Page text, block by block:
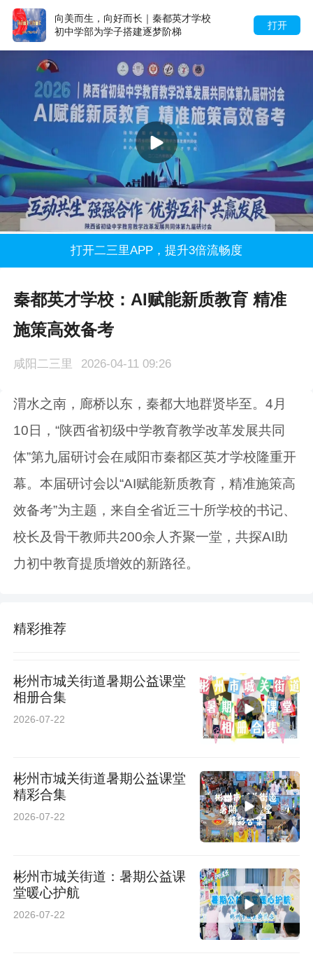
打开
向美而生，向好而长｜秦都英才学校
初中学部为学子搭建逐梦阶梯
打开二三里APP，提升3倍流畅度
秦都英才学校：AI赋能新质教育 精准
施策高效备考
咸阳二三里 2026-04-11 09:26
渭水之南，廊桥以东，秦都大地群贤毕至。4月
10日，“陕西省初级中学教育教学改革发展共同
体”第九届研讨会在咸阳市秦都区英才学校隆重开
幕。本届研讨会以“AI赋能新质教育，精准施策高
效备考”为主题，来自全省近三十所学校的书记、
校长及骨干教师共200余人齐聚一堂，共探AI助
力初中教育提质增效的新路径。
精彩推荐
彬州市城关街道暑期公益课堂
相册合集
2026-07-22
彬州市城关街道暑期公益课堂
精彩合集
2026-07-22
彬州市城关街道：暑期公益课
堂暖心护航
2026-07-22